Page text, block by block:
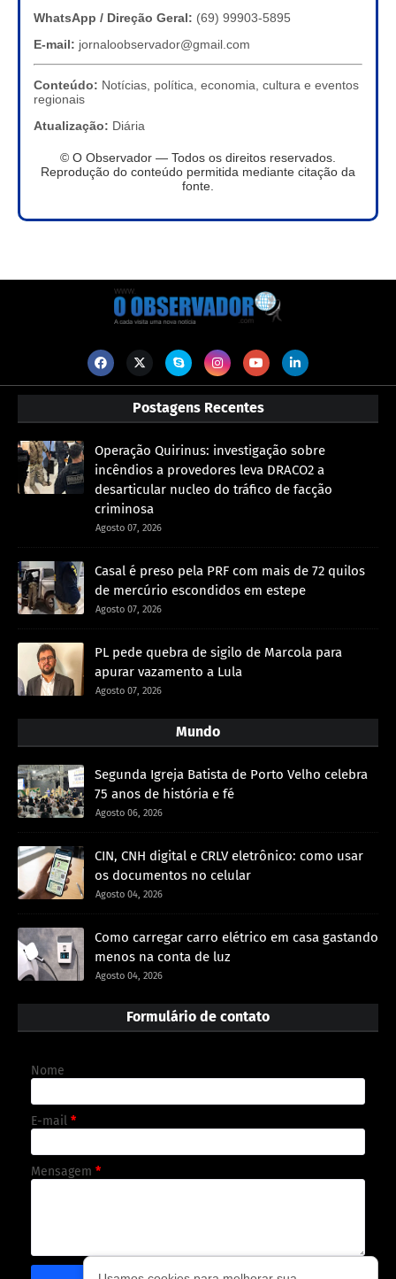
WhatsApp / Direção Geral: (69) 99903-5895
E-mail: jornaloobservador@gmail.com
Conteúdo: Notícias, política, economia, cultura e eventos
regionais
Atualização: Diária
© O Observador — Todos os direitos reservados.
Reprodução do conteúdo permitida mediante citação da
fonte.
Postagens Recentes
Operação Quirinus: investigação sobre
incêndios a provedores leva DRACO2 a
desarticular nucleo do tráfico de facção
criminosa
Agosto 07, 2026
Casal é preso pela PRF com mais de 72 quilos
de mercúrio escondidos em estepe
Agosto 07, 2026
PL pede quebra de sigilo de Marcola para
apurar vazamento a Lula
Agosto 07, 2026
Mundo
Segunda Igreja Batista de Porto Velho celebra
75 anos de história e fé
Agosto 06, 2026
CIN, CNH digital e CRLV eletrônico: como usar
os documentos no celular
Agosto 04, 2026
Como carregar carro elétrico em casa gastando
menos na conta de luz
Agosto 04, 2026
Formulário de contato
Nome
E-mail *
Mensagem *